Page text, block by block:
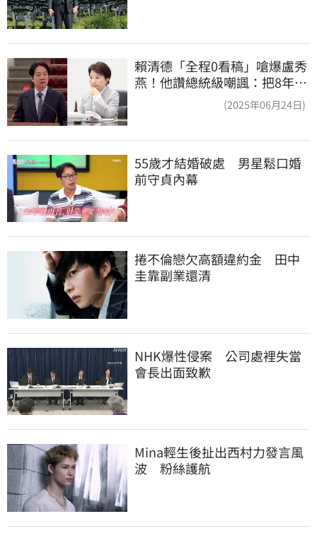
賴清德「全程0看稿」嗆爆盧秀
燕！他讚總統級嘲諷：把8年總
(2025年06月24日)
55歲才結婚破處　男星鬆口婚
前守貞內幕
捲不倫戀欠高額違約金　田中
圭靠副業還清
NHK爆性侵案　公司處裡失當
會長出面致歉
Mina輕生後扯出西村力發言風
波　粉絲護航